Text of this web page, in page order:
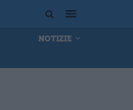
NOTIZIE